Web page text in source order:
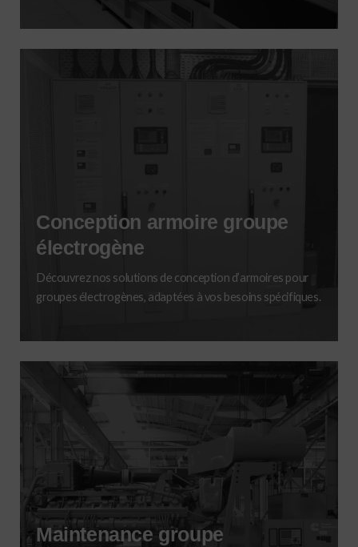
Conception armoire groupe
électrogène
Découvrez nos solutions de conception d’armoires pour
groupes électrogènes, adaptées à vos besoins spécifiques.
Maintenance groupe